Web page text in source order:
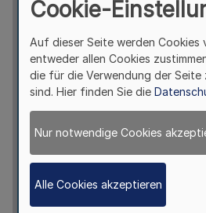
Cookie-
Auf dieser Seite werden Cookies
entweder allen Cookies
die für die Verwendung der
sind. Hier finden Sie die
Nur notwendige Cookies
Alle Cookies akzeptieren